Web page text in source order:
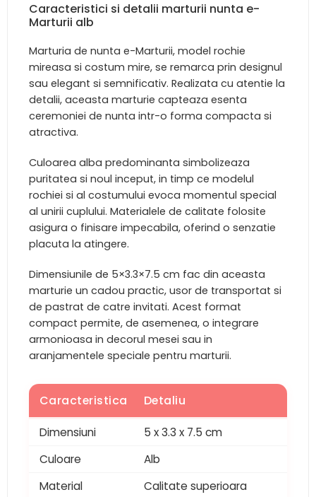
Caracteristici si detalii marturii nunta e-
Marturii alb
Marturia de nunta e-Marturii, model rochie
mireasa si costum mire, se remarca prin designul
sau elegant si semnificativ. Realizata cu atentie la
detalii, aceasta marturie capteaza esenta
ceremoniei de nunta intr-o forma compacta si
atractiva.
Culoarea alba predominanta simbolizeaza
puritatea si noul inceput, in timp ce modelul
rochiei si al costumului evoca momentul special
al unirii cuplului. Materialele de calitate folosite
asigura o finisare impecabila, oferind o senzatie
placuta la atingere.
Dimensiunile de 5×3.3×7.5 cm fac din aceasta
marturie un cadou practic, usor de transportat si
de pastrat de catre invitati. Acest format
compact permite, de asemenea, o integrare
armonioasa in decorul mesei sau in
aranjamentele speciale pentru marturii.
Caracteristica Detaliu
Dimensiuni
5 x 3.3 x 7.5 cm
Culoare
Alb
Material
Calitate superioara